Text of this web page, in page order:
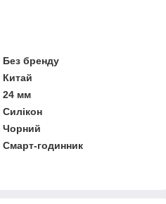
Без бренду
Китай
24 мм
Силікон
Чорний
Смарт-годинник